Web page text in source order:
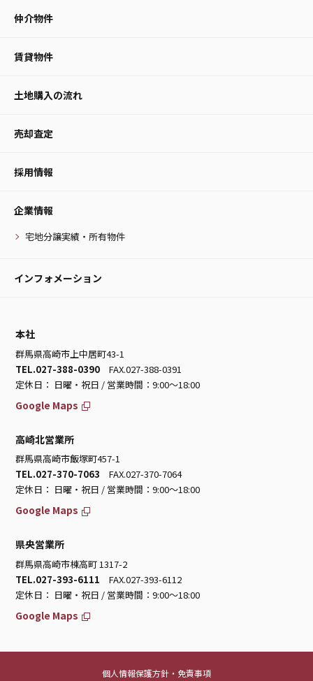
仲介物件
賃貸物件
土地購入の流れ
売却査定
採用情報
企業情報
宅地分譲実績・所有物件
インフォメーション
本社
群馬県高崎市上中居町43-1
TEL.027-388-0390 FAX.027-388-0391
定休日： 日曜・祝日 / 営業時間：9:00～18:00
Google Maps
高崎北営業所
群馬県高崎市飯塚町457-1
TEL.027-370-7063 FAX.027-370-7064
定休日： 日曜・祝日 / 営業時間：9:00～18:00
Google Maps
県央営業所
群馬県高崎市棟高町 1317-2
TEL.027-393-6111 FAX.027-393-6112
定休日： 日曜・祝日 / 営業時間：9:00～18:00
Google Maps
個人情報保護方針・免責事項